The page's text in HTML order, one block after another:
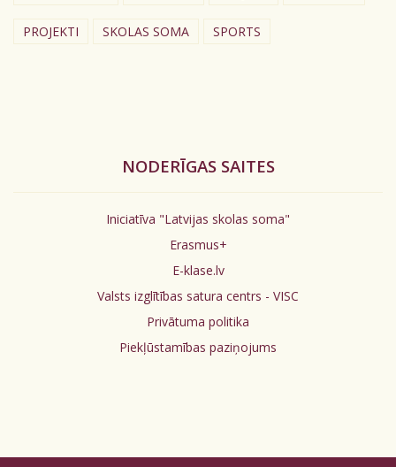
PROJEKTI SKOLAS SOMA SPORTS
NODERĪGAS SAITES
Iniciatīva "Latvijas skolas soma"
Erasmus+
E-klase.lv
Valsts izglītības satura centrs - VISC
Privātuma politika
Piekļūstamības paziņojums